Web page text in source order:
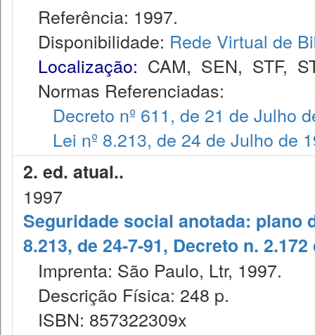
Referência: 1997.
Disponibilidade: Rede Virtual de
Localização: CAM, SEN, STF,
Normas Referenciadas:
Decreto nº 611, de 21 de Julho
Lei nº 8.213, de 24 de Julho de
2. ed. atual..
1997
Seguridade social anotada: plano
8.213, de 24-7-91, Decreto n. 2.172
Imprenta: São Paulo, Ltr, 1997.
Descrição Física: 248 p.
ISBN: 857322309x